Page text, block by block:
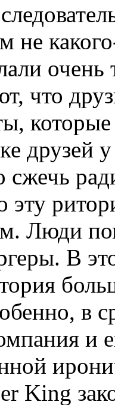
не
что
друзей
эту
Люди
В
в
и
King